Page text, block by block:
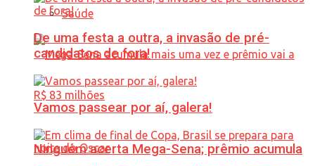
Saúde
Ninguém acerta Mega-Sena; prêmio acumula
De uma festa a outra, a invasão de pré-
candidatos de fora!
Vamos passear por aí, galera!